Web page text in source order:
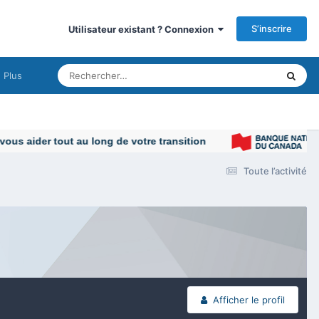
Utilisateur existant ? Connexion S’inscrire
Plus
aider tout au long de votre transition
Toute l’activité
Afficher le profil